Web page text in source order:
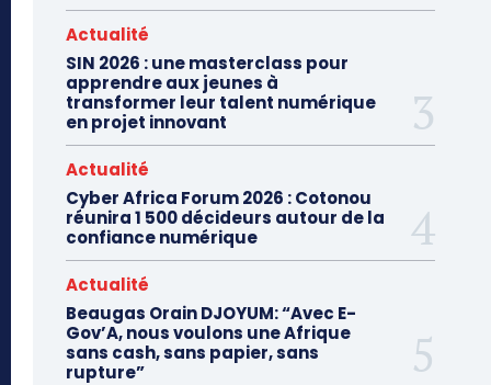
Actualité
SIN 2026 : une masterclass pour
apprendre aux jeunes à
transformer leur talent numérique
en projet innovant
Actualité
Cyber Africa Forum 2026 : Cotonou
réunira 1 500 décideurs autour de la
confiance numérique
Actualité
Beaugas Orain DJOYUM: “Avec E-
Gov’A, nous voulons une Afrique
sans cash, sans papier, sans
rupture”